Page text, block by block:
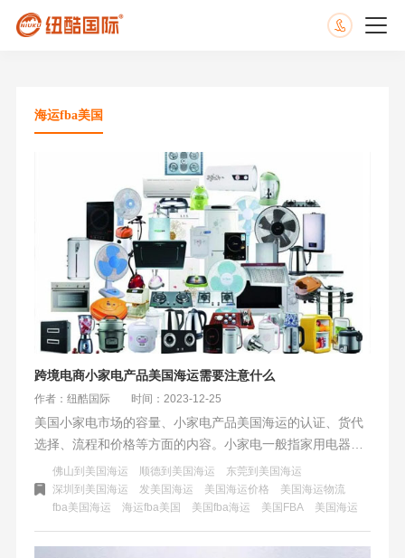
海运fba美国
跨境电商小家电产品美国海运需要注意什么
作者：纽酷国际 时间：2023-12-25
美国小家电市场的容量、小家电产品美国海运的认证、货代
选择、流程和价格等方面的内容。小家电一般指家用电器，
包括厨房电器、生活电器等，不同国家对家电的定义和标准
可能不同。在选择海运之前，需了解并确保产品符合美国的
相关标准和认证要求，以避免清关障碍。选择有经验、信誉
良好的海运货代公司，可确保货物安全、快速地到达美国目
佛山到美国海运 顺德到美国海运
东莞到美国海运
深圳到美国海运
发美国海运 美国海运价格
美国海运物流
fba美国海运
海运fba美国 美国fba海运 美国FBA 美国海运